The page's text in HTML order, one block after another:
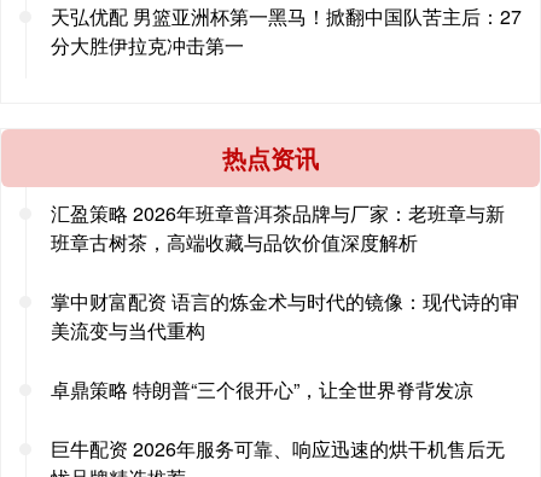
天弘优配 男篮亚洲杯第一黑马！掀翻中国队苦主后：27
分大胜伊拉克冲击第一
热点资讯
汇盈策略 2026年班章普洱茶品牌与厂家：老班章与新
班章古树茶，高端收藏与品饮价值深度解析
掌中财富配资 语言的炼金术与时代的镜像：现代诗的审
美流变与当代重构
卓鼎策略 特朗普“三个很开心”，让全世界脊背发凉
巨牛配资 2026年服务可靠、响应迅速的烘干机售后无